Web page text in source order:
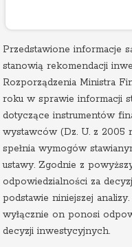
Przedstawione informacje
stanowią rekomendacji
Rozporządzenia Ministra
roku w sprawie informacji
dotyczące instrumentów
wystawców (Dz. U. z 2005
spełnia wymogów
ustawy. Zgodnie z
odpowiedzialności za
podstawie niniejszej
wyłącznie on ponosi
decyzji inwestycyjnych.